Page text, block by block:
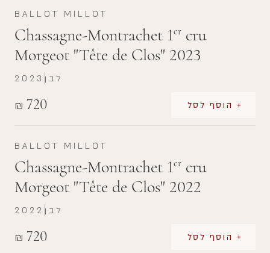
BALLOT MILLOT
Chassagne-Montrachet 1er cru
Morgeot "Tête de Clos" 2023
₪ 720 + הוסף לסל
2023 לבן
BALLOT MILLOT
Chassagne-Montrachet 1er cru
Morgeot "Tête de Clos" 2022
₪ 720 + הוסף לסל
2022 לבן